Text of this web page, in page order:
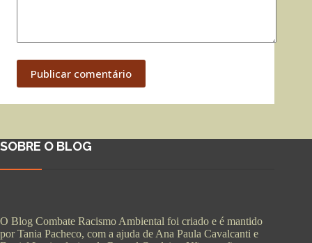
Publicar comentário
SOBRE O BLOG
O Blog Combate Racismo Ambiental foi criado e é mantido
por Tania Pacheco, com a ajuda de Ana Paula Cavalcanti e